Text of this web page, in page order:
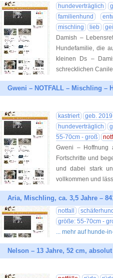
hundeverträglich
familienhund
mischling
lieb
Damish –
Hundefamilie, die
kleinen Ds –
schrecklichen
Gweni – NOTFALL – Mischling –
kastriert geb. 2019
hundeverträglich
55-70cm - groß
Gweni – Hoffnung
Fortschritte und
und dabei stark
vollkommen und
Aria, Mischling, ca. 3,5 Jahre –
notfall schäferhund
größe: 55-70cm -
... mehr auf hunde-
Nelson – 13 Jahre, 52 cm,